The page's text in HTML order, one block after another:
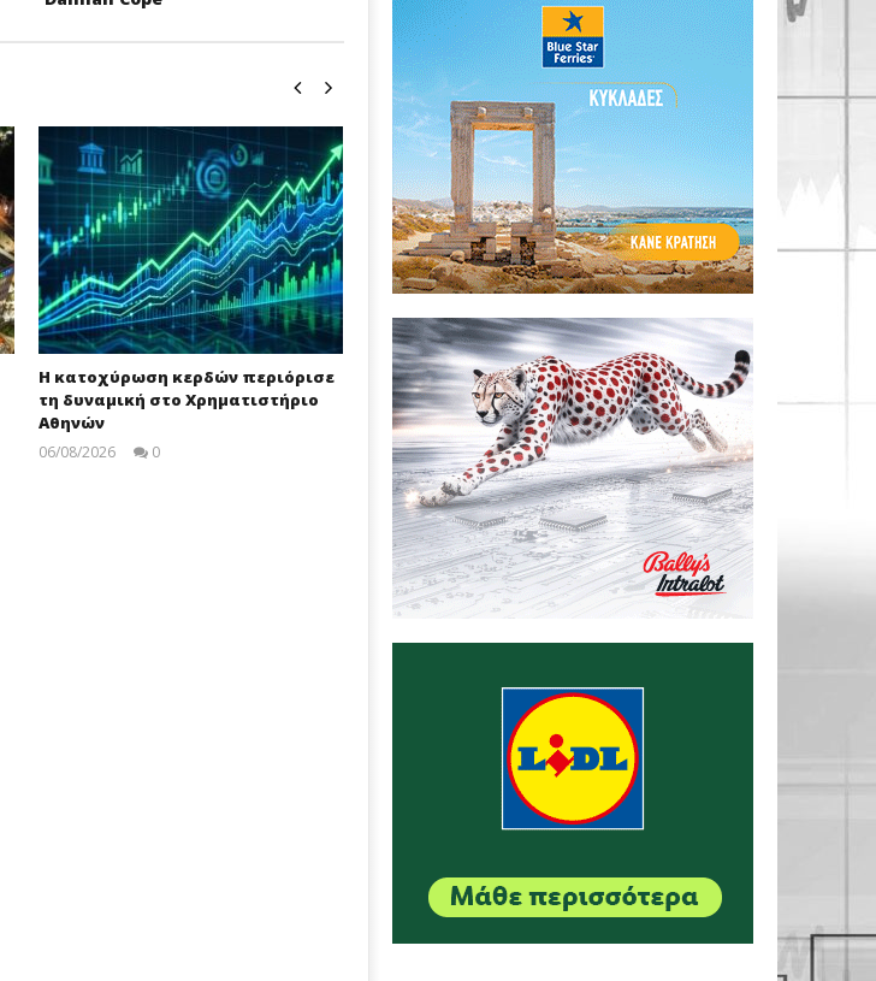
Η κατοχύρωση κερδών περιόρισε
τη δυναμική στο Χρηματιστήριο
Αθηνών
06/08/2026
0